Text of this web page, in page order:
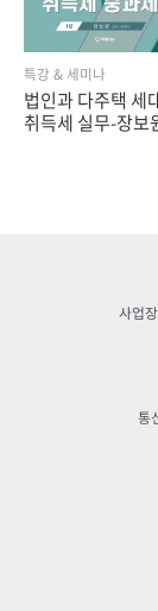
특강 & 세미나
법인과 다주택 세
취득세 실무-장보
사업
통